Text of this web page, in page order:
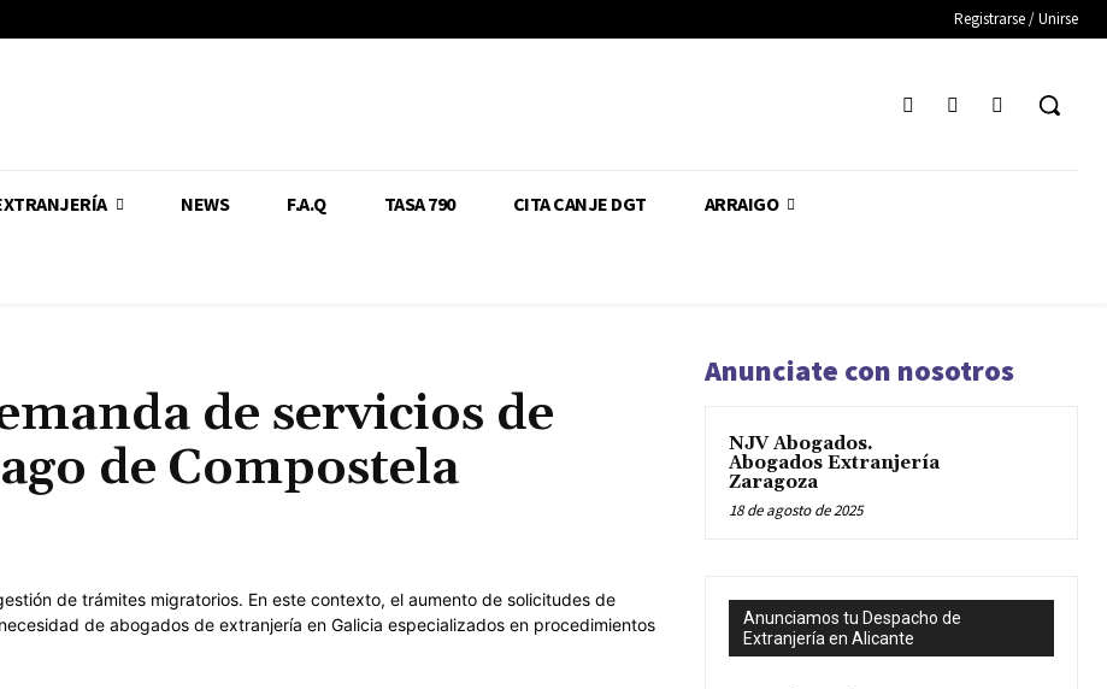
Registrarse / Unirse
NEWS F.A.Q TASA 790 CITA CANJE DGT ARRAIGO
de servicios de
de Compostela
Anunciate con nosotros
NJV Abogados.
Abogados Extranjería
Zaragoza
18 de agosto de 2025
Anunciamos tu Despacho de
Extranjería en Alicante